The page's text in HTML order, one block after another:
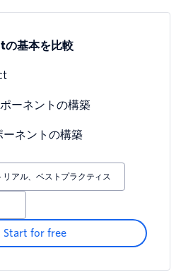
基本を比較
ーネントの構築
取る
ネントの構築
リアル、ベストプラクティス
Start for free